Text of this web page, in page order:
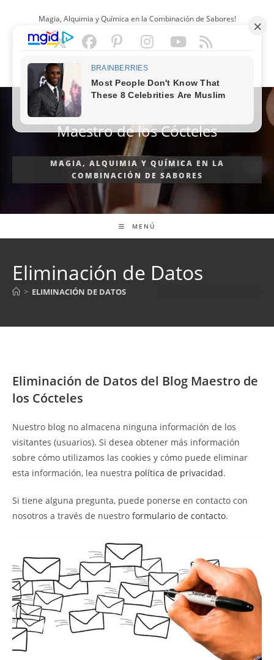
contenido
Magia, Alquimia y Química en la Combinación de Sabores!
ESPAÑOL
Maestro de los Cócteles
MAGIA, ALQUIMIA Y QUÍMICA EN LA
COMBINACIÓN DE SABORES
MENÚ
Eliminación de Datos
> ELIMINACIÓN DE DATOS
Eliminación de Datos del Blog Maestro de
los Cócteles
Nuestro blog no almacena ninguna información de los
visitantes (usuarios). Si desea obtener más información
sobre cómo utilizamos las cookies y cómo puede eliminar
esta información, lea nuestra política de privacidad.
Si tiene alguna pregunta, puede ponerse en contacto con
nosotros a través de nuestro formulario de contacto.